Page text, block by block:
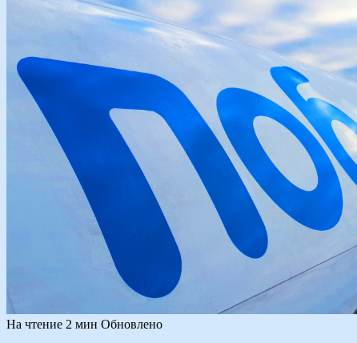
На чтение 2 мин Обновлено